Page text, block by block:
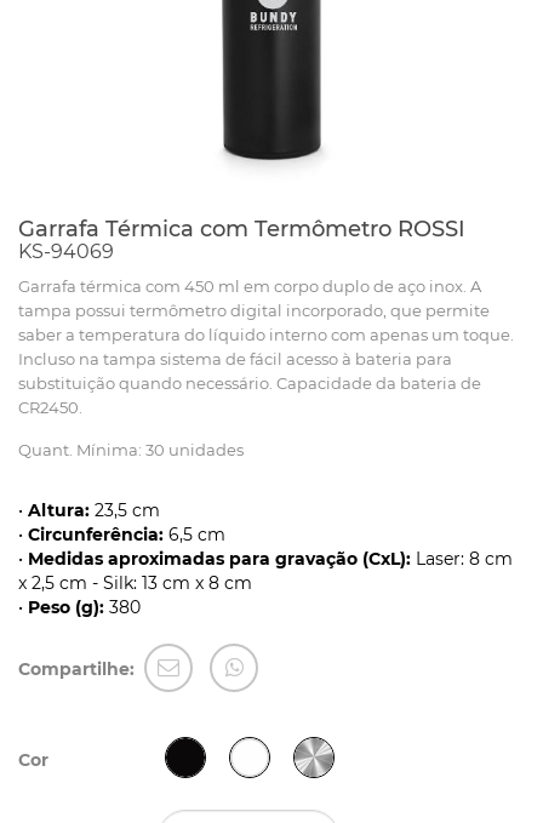
Garrafa Térmica com Termômetro ROSSI
KS-94069
Garrafa térmica com 450 ml em corpo duplo de aço inox. A
tampa possui termômetro digital incorporado, que permite
saber a temperatura do líquido interno com apenas um toque.
Incluso na tampa sistema de fácil acesso à bateria para
substituição quando necessário. Capacidade da bateria de
CR2450.
Quant. Mínima: 30 unidades
• Altura: 23,5 cm
• Circunferência: 6,5 cm
• Medidas aproximadas para gravação (CxL): Laser: 8 cm
x 2,5 cm - Silk: 13 cm x 8 cm
• Peso (g): 380
Compartilhe:
Cor